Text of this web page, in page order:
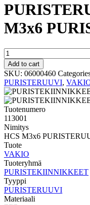
M3x6
PURISTERUUVI
VAKIO
HCS
M3x6
PURISTERUUVI
FZB
quantity
Add to cart
SKU: 06000460
PURISTERUUVI,
Tuotenumero
113001
Nimitys
HCS M3x6
Tuote
VAKIO
Tuoteryhmä
PURISTEKIINNIKKEET
Tyyppi
PURISTERUUVI
Materiaali